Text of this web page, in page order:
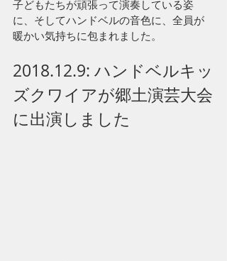
子どもたちが頑張って演奏している姿
に、そしてハンドベルの音色に、全員が
暖かい気持ちに包まれました。
2018.12.9: ハンドベルキッ
ズクワイアが郷土演芸大会
に出演しました